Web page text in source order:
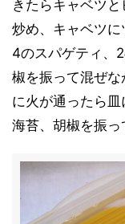
きたらキャベツ
炒め、キャベツに
4のスパゲティ、
椒を振って混ぜ
に火が通ったら
海苔、胡椒を振っ